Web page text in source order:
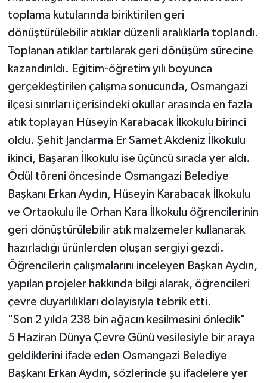
toplama kutularında biriktirilen geri
dönüştürülebilir atıklar düzenli aralıklarla toplandı.
Toplanan atıklar tartılarak geri dönüşüm sürecine
kazandırıldı. Eğitim-öğretim yılı boyunca
gerçekleştirilen çalışma sonucunda, Osmangazi
ilçesi sınırları içerisindeki okullar arasında en fazla
atık toplayan Hüseyin Karabacak İlkokulu birinci
oldu. Şehit Jandarma Er Samet Akdeniz İlkokulu
ikinci, Başaran İlkokulu ise üçüncü sırada yer aldı.
Ödül töreni öncesinde Osmangazi Belediye
Başkanı Erkan Aydın, Hüseyin Karabacak İlkokulu
ve Ortaokulu ile Orhan Kara İlkokulu öğrencilerinin
geri dönüştürülebilir atık malzemeler kullanarak
hazırladığı ürünlerden oluşan sergiyi gezdi.
Öğrencilerin çalışmalarını inceleyen Başkan Aydın,
yapılan projeler hakkında bilgi alarak, öğrencileri
çevre duyarlılıkları dolayısıyla tebrik etti.
"Son 2 yılda 238 bin ağacın kesilmesini önledik"
5 Haziran Dünya Çevre Günü vesilesiyle bir araya
geldiklerini ifade eden Osmangazi Belediye
Başkanı Erkan Aydın, sözlerinde şu ifadelere yer